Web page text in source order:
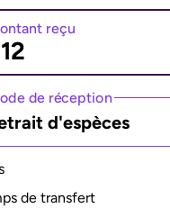
reçu
de réception
d'espèces
de transfert